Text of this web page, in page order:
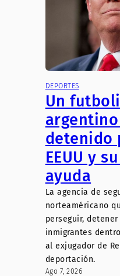
DEPORTES
Un
detenido
EEUU y
ayuda
La agencia de
norteaméricano
perseguir,
inmigrantes
al exjugador de
deportación.
Ago 7, 2026